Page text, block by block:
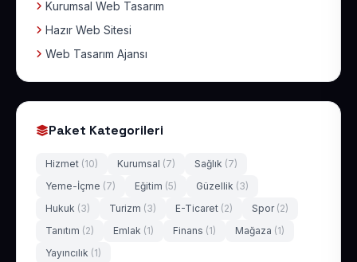
Kurumsal Web Tasarım
Hazır Web Sitesi
Web Tasarım Ajansı
Paket Kategorileri
Hizmet (10) Kurumsal (7) Sağlık (7)
Yeme-İçme (7) Eğitim (5) Güzellik (3)
Hukuk (3) Turizm (3) E-Ticaret (2) Spor (2)
Tanıtım (2) Emlak (1) Finans (1) Mağaza (1)
Yayıncılık (1)